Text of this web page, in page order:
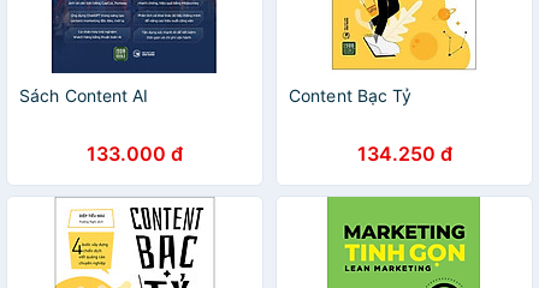
Sách Content AI
133.000 đ
Content Bạc Tỷ
134.250 đ